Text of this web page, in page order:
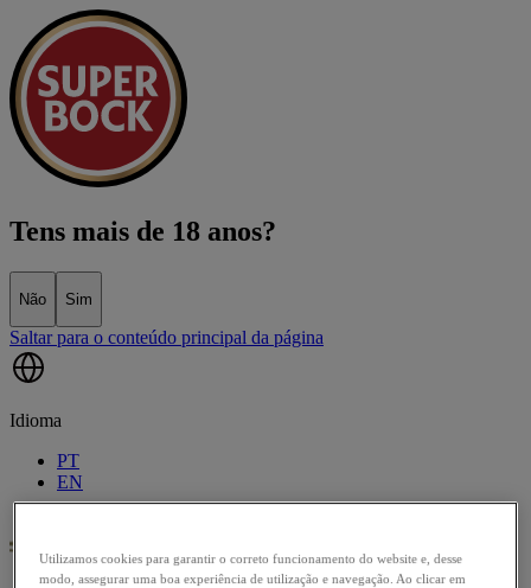
Tens mais de 18 anos?
Não Sim
Saltar para o conteúdo principal da página
Idioma
PT
EN
Utilizamos cookies para garantir o correto funcionamento do website e, desse
modo, assegurar uma boa experiência de utilização e navegação. Ao clicar em